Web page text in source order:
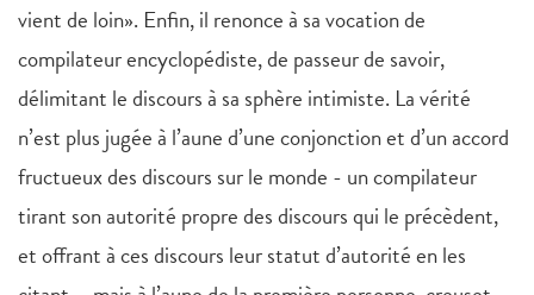
vient de loin». Enfin, il renonce à sa vocation de
compilateur encyclopédiste, de passeur de savoir,
délimitant le discours à sa sphère intimiste. La vérité
n’est plus jugée à l’aune d’une conjonction et d’un accord
fructueux des discours sur le monde - un compilateur
tirant son autorité propre des discours qui le précèdent,
et offrant à ces discours leur statut d’autorité en les